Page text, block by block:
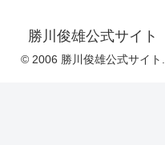
勝川俊雄公式サイト
© 2006 勝川俊雄公式サイト.